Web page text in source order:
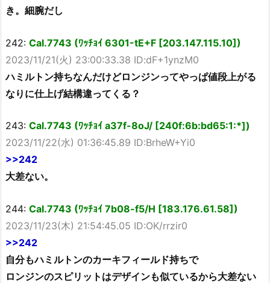
き。細腕だし
242: Cal.7743 (ﾜｯﾁｮｲ 6301-tE+F [203.147.115.10])
2023/11/21(火) 23:00:33.38 ID:dF+1ynzM0
ハミルトン持ちなんだけどロンジンってやっぱ値段上がる
なりに仕上げ結構違ってくる？
243: Cal.7743 (ﾜｯﾁｮｲ a37f-8oJ/ [240f:6b:bd65:1:*])
2023/11/22(水) 01:36:45.89 ID:BrheW+Yi0
>>242
大差ない。
244: Cal.7743 (ﾜｯﾁｮｲ 7b08-f5/H [183.176.61.58])
2023/11/23(木) 21:54:45.05 ID:OK/rrzir0
>>242
自分もハミルトンのカーキフィールド持ちで
ロンジンのスピリットはデザインも似ているから大差ない